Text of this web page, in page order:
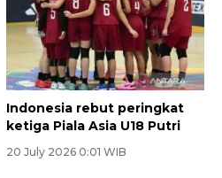
Indonesia rebut peringkat
ketiga Piala Asia U18 Putri
20 July 2026 0:01 WIB